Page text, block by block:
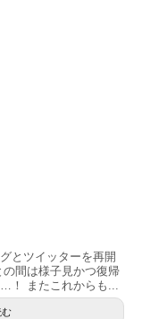
とツイッターを再開
間は様子見かつ復帰
！ またこれからも...